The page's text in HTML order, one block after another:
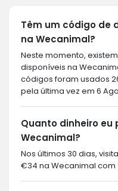
Têm um código de
na Wecanimal?
Neste momento,
disponíveis na
códigos foram usados
pela última vez em 6
Quanto dinheiro eu
Wecanimal?
Nos últimos 30 dias,
€34 na Wecanimal com